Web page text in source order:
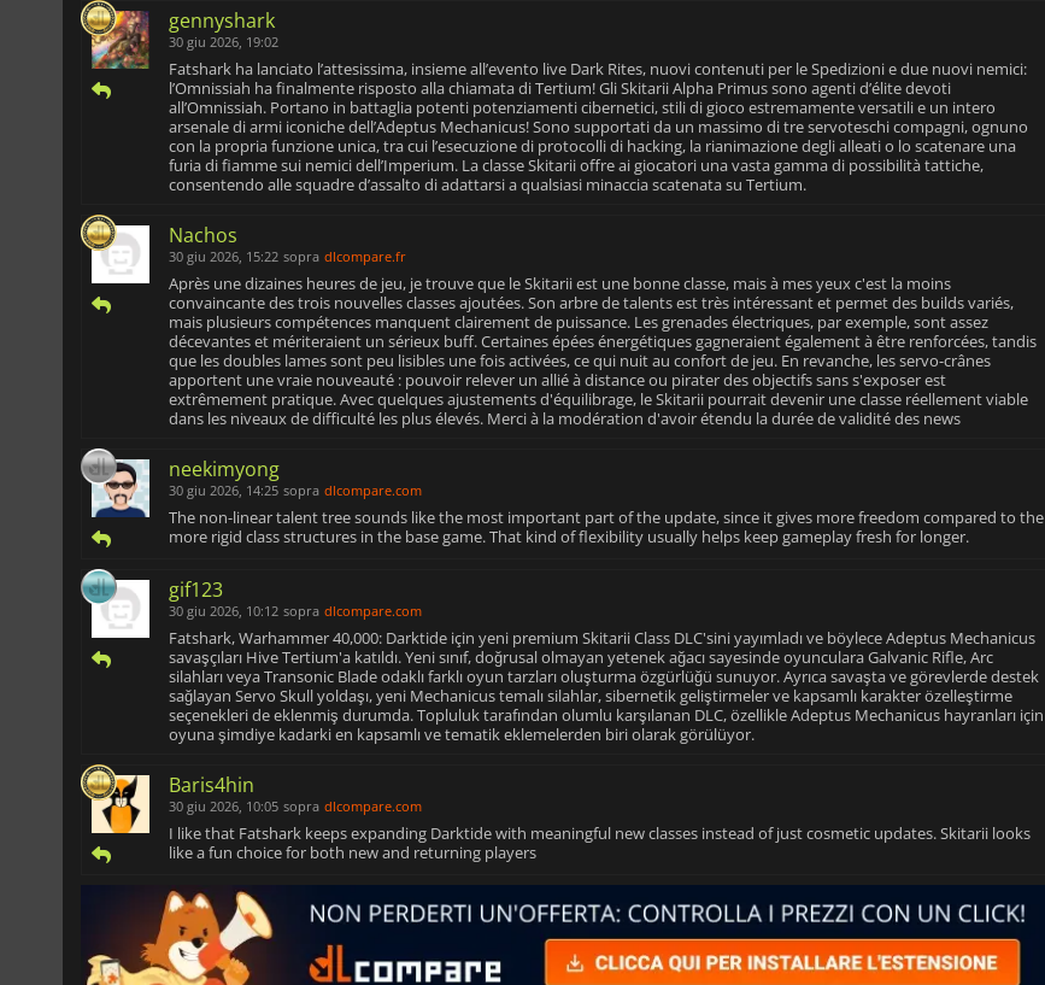
gennyshark
30 giu 2026, 19:02
Fatshark ha lanciato l’attesissima, insieme all’evento live Dark Rites, nuovi contenuti per le Spedizioni e due nuovi nemici:
l’Omnissiah ha finalmente risposto alla chiamata di Tertium! Gli Skitarii Alpha Primus sono agenti d’élite devoti
all’Omnissiah. Portano in battaglia potenti potenziamenti cibernetici, stili di gioco estremamente versatili e un intero
arsenale di armi iconiche dell’Adeptus Mechanicus! Sono supportati da un massimo di tre servoteschi compagni, ognuno
con la propria funzione unica, tra cui l’esecuzione di protocolli di hacking, la rianimazione degli alleati o lo scatenare una
furia di fiamme sui nemici dell’Imperium. La classe Skitarii offre ai giocatori una vasta gamma di possibilità tattiche,
consentendo alle squadre d’assalto di adattarsi a qualsiasi minaccia scatenata su Tertium.
Nachos
30 giu 2026, 15:22 sopra dlcompare.fr
Après une dizaines heures de jeu, je trouve que le Skitarii est une bonne classe, mais à mes yeux c'est la moins
convaincante des trois nouvelles classes ajoutées. Son arbre de talents est très intéressant et permet des builds variés,
mais plusieurs compétences manquent clairement de puissance. Les grenades électriques, par exemple, sont assez
décevantes et mériteraient un sérieux buff. Certaines épées énergétiques gagneraient également à être renforcées, tandis
que les doubles lames sont peu lisibles une fois activées, ce qui nuit au confort de jeu. En revanche, les servo-crânes
apportent une vraie nouveauté : pouvoir relever un allié à distance ou pirater des objectifs sans s'exposer est
extrêmement pratique. Avec quelques ajustements d'équilibrage, le Skitarii pourrait devenir une classe réellement viable
dans les niveaux de difficulté les plus élevés. Merci à la modération d'avoir étendu la durée de validité des news
neekimyong
30 giu 2026, 14:25 sopra dlcompare.com
The non-linear talent tree sounds like the most important part of the update, since it gives more freedom compared to the
more rigid class structures in the base game. That kind of flexibility usually helps keep gameplay fresh for longer.
gif123
30 giu 2026, 10:12 sopra dlcompare.com
Fatshark, Warhammer 40,000: Darktide için yeni premium Skitarii Class DLC'sini yayımladı ve böylece Adeptus Mechanicus
savaşçıları Hive Tertium'a katıldı. Yeni sınıf, doğrusal olmayan yetenek ağacı sayesinde oyunculara Galvanic Rifle, Arc
silahları veya Transonic Blade odaklı farklı oyun tarzları oluşturma özgürlüğü sunuyor. Ayrıca savaşta ve görevlerde destek
sağlayan Servo Skull yoldaşı, yeni Mechanicus temalı silahlar, sibernetik geliştirmeler ve kapsamlı karakter özelleştirme
seçenekleri de eklenmiş durumda. Topluluk tarafından olumlu karşılanan DLC, özellikle Adeptus Mechanicus hayranları için
oyuna şimdiye kadarki en kapsamlı ve tematik eklemelerden biri olarak görülüyor.
Baris4hin
30 giu 2026, 10:05 sopra dlcompare.com
I like that Fatshark keeps expanding Darktide with meaningful new classes instead of just cosmetic updates. Skitarii looks
like a fun choice for both new and returning players